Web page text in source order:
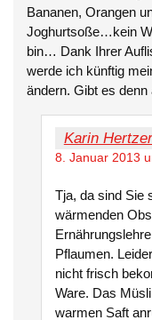
Bananen, Orangen
Joghurtsoße…kein
bin… Dank Ihrer
werde ich künftig
ändern. Gibt es
Karin Hertzer
8. Januar 2013
Tja, da sind Sie
wärmenden
Pflaumen.
nicht frisch
Ware. Das
warmen Saft